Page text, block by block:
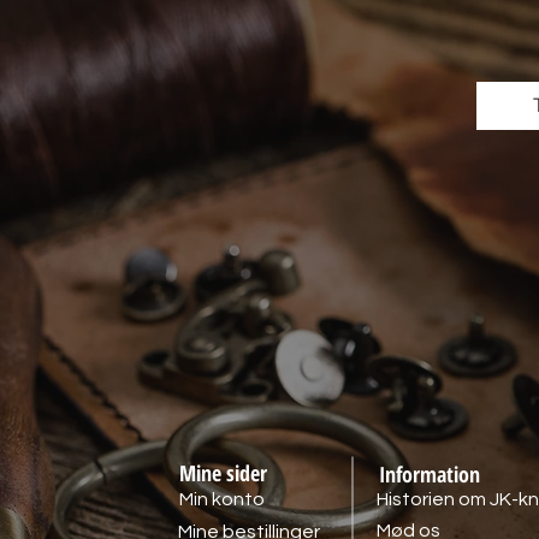
Mine sider Information
Historien om JK-
Mød os
Min konto
Mine bestillinger